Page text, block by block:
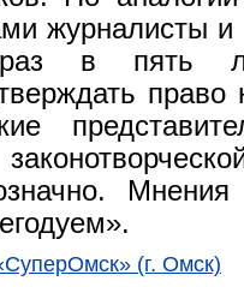
журналисты
в пять
Мнения
(г. Омск)